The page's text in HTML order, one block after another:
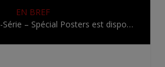
EN BREF
L’AnimeLand Hors-Série – Spécial Posters est disponible !